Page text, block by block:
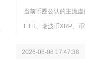
当前币圈公认的主流
ETH、瑞波币XRP、
2026-08-08 17:47:38